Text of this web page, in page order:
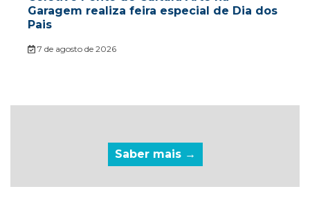
Garagem realiza feira especial de Dia dos
Pais
7 de agosto de 2026
Saber mais →